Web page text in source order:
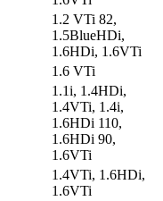
1.2 VTi 82,
1.5BlueHDi,
1.6HDi, 1.6VTi
1.6 VTi
1.1i, 1.4HDi,
1.4VTi, 1.4i,
1.6HDi 110,
1.6HDi 90,
1.6VTi
1.4VTi, 1.6HDi,
1.6VTi